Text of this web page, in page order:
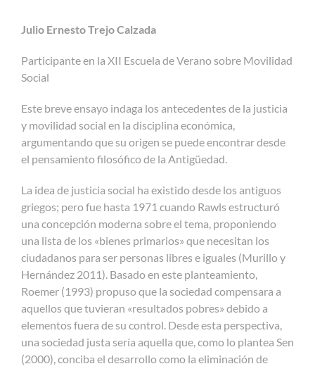
Julio Ernesto Trejo Calzada
Participante en la XII Escuela de Verano sobre Movilidad
Social
Este breve ensayo indaga los antecedentes de la justicia
y movilidad social en la disciplina económica,
argumentando que su origen se puede encontrar desde
el pensamiento filosófico de la Antigüedad.
La idea de justicia social ha existido desde los antiguos
griegos; pero fue hasta 1971 cuando Rawls estructuró
una concepción moderna sobre el tema, proponiendo
una lista de los «bienes primarios» que necesitan los
ciudadanos para ser personas libres e iguales (Murillo y
Hernández 2011). Basado en este planteamiento,
Roemer (1993) propuso que la sociedad compensara a
aquellos que tuvieran «resultados pobres» debido a
elementos fuera de su control. Desde esta perspectiva,
una sociedad justa sería aquella que, como lo plantea Sen
(2000), conciba el desarrollo como la eliminación de